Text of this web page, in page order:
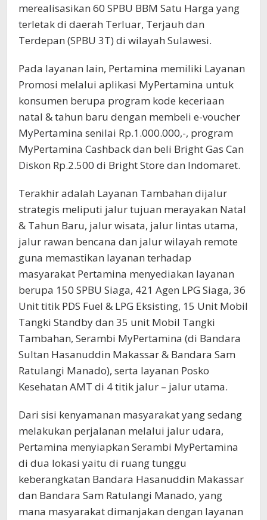
merealisasikan 60 SPBU BBM Satu Harga yang
terletak di daerah Terluar, Terjauh dan
Terdepan (SPBU 3T) di wilayah Sulawesi.
Pada layanan lain, Pertamina memiliki Layanan
Promosi melalui aplikasi MyPertamina untuk
konsumen berupa program kode keceriaan
natal & tahun baru dengan membeli e-voucher
MyPertamina senilai Rp.1.000.000,-, program
MyPertamina Cashback dan beli Bright Gas Can
Diskon Rp.2.500 di Bright Store dan Indomaret.
Terakhir adalah Layanan Tambahan dijalur
strategis meliputi jalur tujuan merayakan Natal
& Tahun Baru, jalur wisata, jalur lintas utama,
jalur rawan bencana dan jalur wilayah remote
guna memastikan layanan terhadap
masyarakat Pertamina menyediakan layanan
berupa 150 SPBU Siaga, 421 Agen LPG Siaga, 36
Unit titik PDS Fuel & LPG Eksisting, 15 Unit Mobil
Tangki Standby dan 35 unit Mobil Tangki
Tambahan, Serambi MyPertamina (di Bandara
Sultan Hasanuddin Makassar & Bandara Sam
Ratulangi Manado), serta layanan Posko
Kesehatan AMT di 4 titik jalur – jalur utama.
Dari sisi kenyamanan masyarakat yang sedang
melakukan perjalanan melalui jalur udara,
Pertamina menyiapkan Serambi MyPertamina
di dua lokasi yaitu di ruang tunggu
keberangkatan Bandara Hasanuddin Makassar
dan Bandara Sam Ratulangi Manado, yang
mana masyarakat dimanjakan dengan layanan